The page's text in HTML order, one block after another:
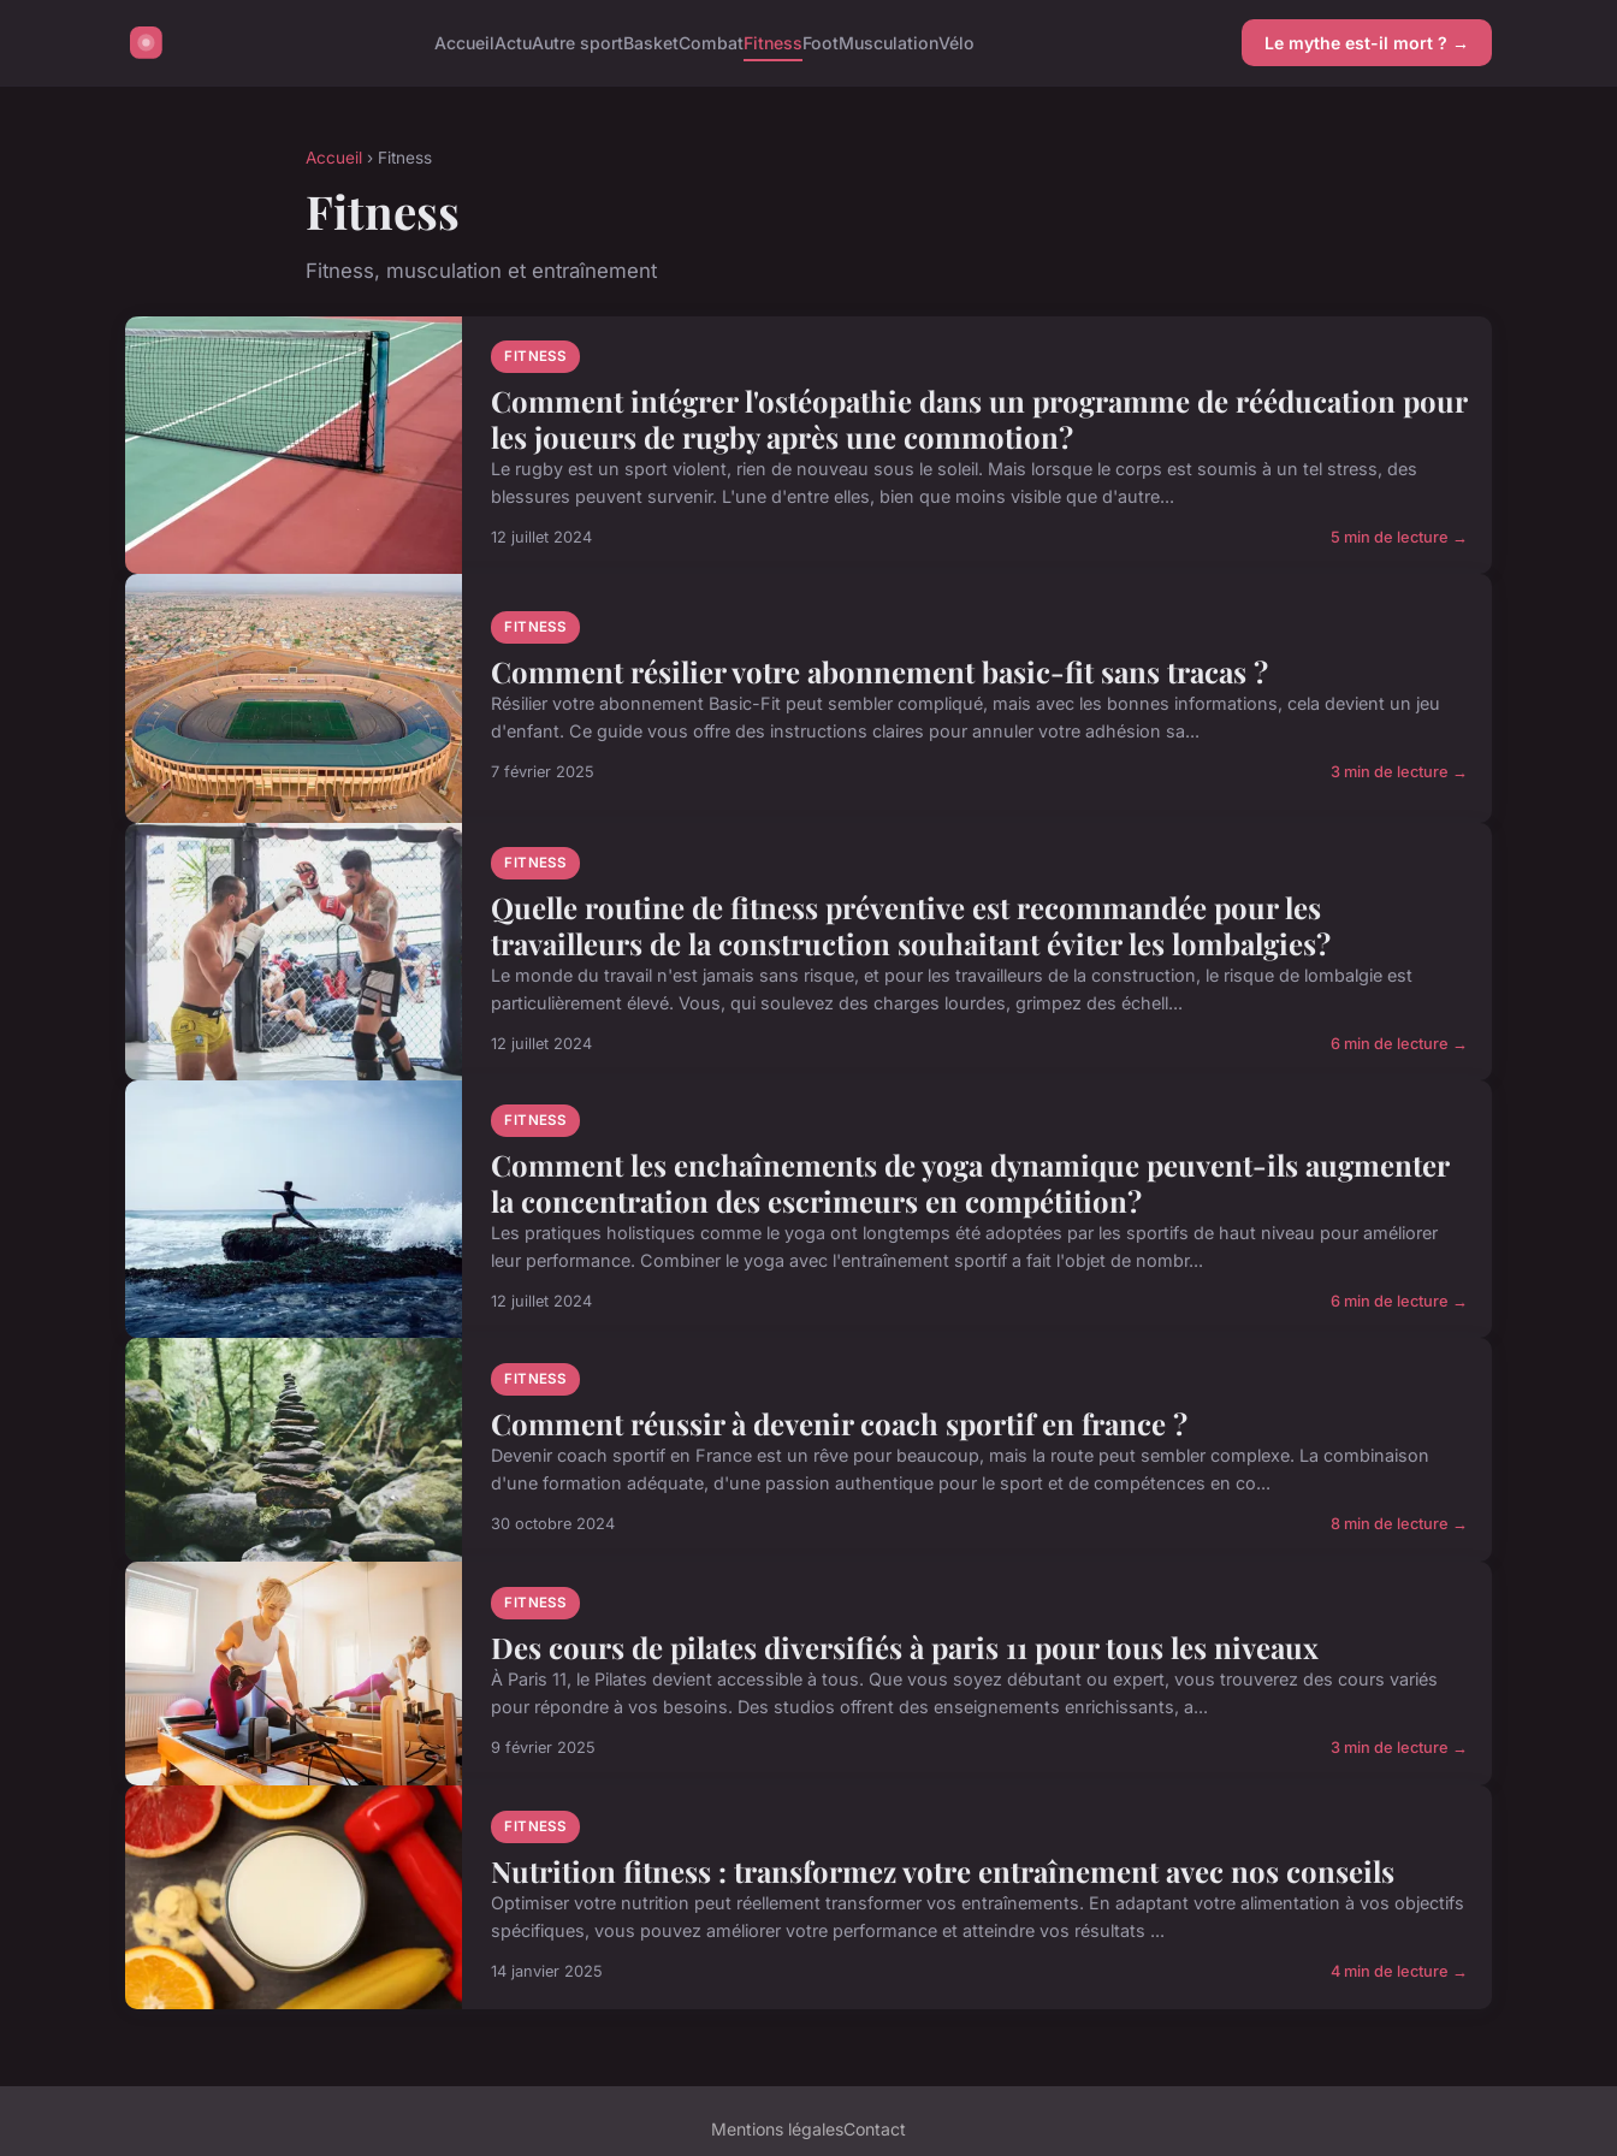
AccueilActuAutre sportBasketCombatFitnessFootMusculationVélo Le mythe est-il mort ? →
Accueil › Fitness
Fitness
Fitness, musculation et entraînement
FITNESS
Comment intégrer l'ostéopathie dans un programme de rééducation pour
les joueurs de rugby après une commotion?
Le rugby est un sport violent, rien de nouveau sous le soleil. Mais lorsque le corps est soumis à un tel stress, des
blessures peuvent survenir. L'une d'entre elles, bien que moins visible que d'autre...
12 juillet 2024 5 min de lecture →
FITNESS
Comment résilier votre abonnement basic-fit sans tracas ?
Résilier votre abonnement Basic-Fit peut sembler compliqué, mais avec les bonnes informations, cela devient un jeu
d'enfant. Ce guide vous offre des instructions claires pour annuler votre adhésion sa...
7 février 2025 3 min de lecture →
FITNESS
Quelle routine de fitness préventive est recommandée pour les
travailleurs de la construction souhaitant éviter les lombalgies?
Le monde du travail n'est jamais sans risque, et pour les travailleurs de la construction, le risque de lombalgie est
particulièrement élevé. Vous, qui soulevez des charges lourdes, grimpez des échell...
12 juillet 2024 6 min de lecture →
FITNESS
Comment les enchaînements de yoga dynamique peuvent-ils augmenter
la concentration des escrimeurs en compétition?
Les pratiques holistiques comme le yoga ont longtemps été adoptées par les sportifs de haut niveau pour améliorer
leur performance. Combiner le yoga avec l'entraînement sportif a fait l'objet de nombr...
12 juillet 2024 6 min de lecture →
FITNESS
Comment réussir à devenir coach sportif en france ?
Devenir coach sportif en France est un rêve pour beaucoup, mais la route peut sembler complexe. La combinaison
d'une formation adéquate, d'une passion authentique pour le sport et de compétences en co...
30 octobre 2024 8 min de lecture →
FITNESS
Des cours de pilates diversifiés à paris 11 pour tous les niveaux
À Paris 11, le Pilates devient accessible à tous. Que vous soyez débutant ou expert, vous trouverez des cours variés
pour répondre à vos besoins. Des studios offrent des enseignements enrichissants, a...
9 février 2025 3 min de lecture →
FITNESS
Nutrition fitness : transformez votre entraînement avec nos conseils
Optimiser votre nutrition peut réellement transformer vos entraînements. En adaptant votre alimentation à vos objectifs
spécifiques, vous pouvez améliorer votre performance et atteindre vos résultats ...
14 janvier 2025 4 min de lecture →
Mentions légalesContact